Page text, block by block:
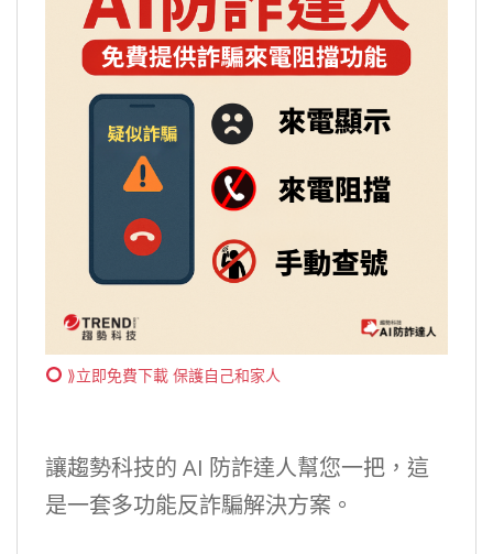
⟫立即免費下載 保護自己和家人
讓趨勢科技的 AI 防詐達人幫您一把，這
是一套多功能反詐騙解決方案。